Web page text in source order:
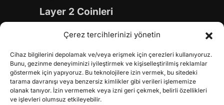
Çerez tercihlerinizi yönetin
Cihaz bilgilerini depolamak ve/veya erişmek için çerezleri kullanıyoruz.
Bunu, gezinme deneyiminizi iyileştirmek ve kişiselleştirilmiş reklamlar
göstermek için yapıyoruz. Bu teknolojilere izin vermek, bu sitedeki
tarama davranışı veya benzersiz kimlikler gibi verileri işlememize
olanak tanıyor. İzin vermemek veya izni geri çekmek, belirli özellikleri
ve işlevleri olumsuz etkileyebilir.
Layer 2 Coinleri
Yapay Zeka (AI) Coinleri
Gaming Coinleri
RWA Coinleri
DeFi Coinleri